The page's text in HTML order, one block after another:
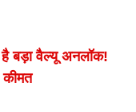
बड़ा वैल्यू अनलॉक!